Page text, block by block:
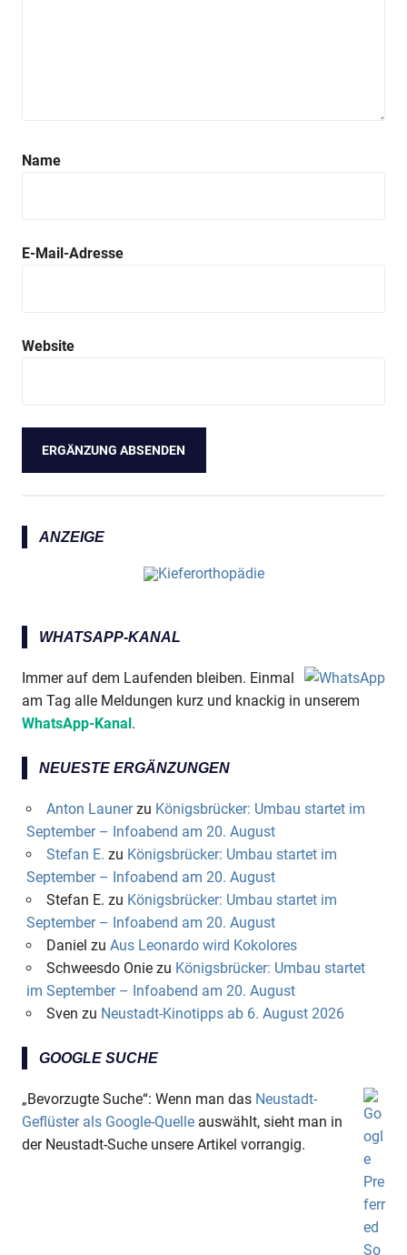
Name
E-Mail-Adresse
Website
ANZEIGE
WHATSAPP-KANAL
Immer auf dem Laufenden bleiben. Einmal
am Tag alle Meldungen kurz und knackig in unserem
WhatsApp-Kanal .
NEUESTE ERGÄNZUNGEN
Anton Launerzu Königsbrücker: Umbau startet im
September – Infoabend am 20. August
Stefan E. zu Königsbrücker: Umbau startet im
September – Infoabend am 20. August
Stefan E. zu Königsbrücker: Umbau startet im
September – Infoabend am 20. August
Daniel zu Aus Leonardo wird Kokolores
Schweesdo Oniezu Königsbrücker: Umbau startet
im September – Infoabend am 20. August
Sven zu Neustadt-Kinotipps ab 6. August 2026
GOOGLE SUCHE
„Bevorzugte Suche“: Wenn man das Neustadt-
Geflüster als Google-Quelle auswählt, sieht man in
der Neustadt-Suche unsere Artikel vorrangig.